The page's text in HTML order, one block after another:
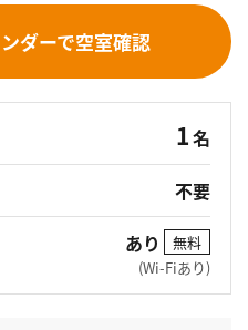
ダーで空室確認
1名
不要
あり
無料
(Wi-Fiあり)